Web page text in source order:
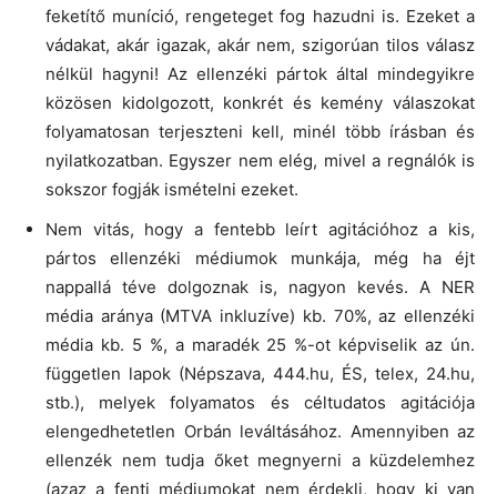
feketítő muníció, rengeteget fog hazudni is. Ezeket a
vádakat, akár igazak, akár nem, szigorúan tilos válasz
nélkül hagyni! Az ellenzéki pártok által mindegyikre
közösen kidolgozott, konkrét és kemény válaszokat
folyamatosan terjeszteni kell, minél több írásban és
nyilatkozatban. Egyszer nem elég, mivel a regnálók is
sokszor fogják ismételni ezeket.
Nem vitás, hogy a fentebb leírt agitációhoz a kis,
pártos ellenzéki médiumok munkája, még ha éjt
nappallá téve dolgoznak is, nagyon kevés. A NER
média aránya (MTVA inkluzíve) kb. 70%, az ellenzéki
média kb. 5 %, a maradék 25 %-ot képviselik az ún.
független lapok (Népszava, 444.hu, ÉS, telex, 24.hu,
stb.), melyek folyamatos és céltudatos agitációja
elengedhetetlen Orbán leváltásához. Amennyiben az
ellenzék nem tudja őket megnyerni a küzdelemhez
(azaz a fenti médiumokat nem érdekli, hogy ki van